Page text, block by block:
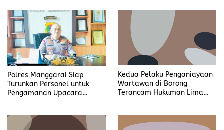
Polres Manggarai Siap
Turunkan Personel untuk
Pengamanan Upacara
Kedua Pelaku Penganiayaan
Wartawan di Borong
Terancam Hukuman Lima